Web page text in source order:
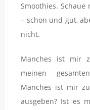
Smoothies.
– schön und gut,
nicht.
Manches ist mir
meinen
Manches ist mir
ausgeben? Ist es